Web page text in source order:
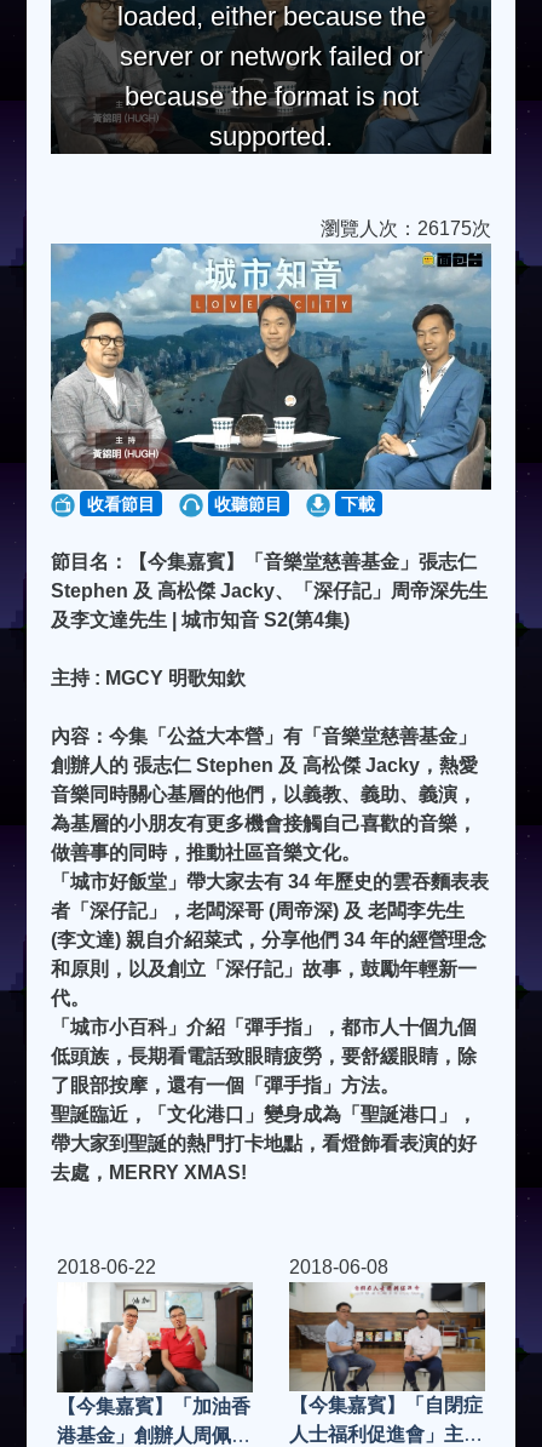
loaded, either because the
server or network failed or
because the format is not
supported.
瀏覽人次：26175次
收看節目 收聽節目 下載
節目名：【今集嘉賓】「音樂堂慈善基金」張志仁
Stephen 及 高松傑 Jacky、「深仔記」周帝深先生
及李文達先生 | 城市知音 S2(第4集)
主持 : MGCY 明歌知欽
內容：今集「公益大本營」有「音樂堂慈善基金」
創辦人的 張志仁 Stephen 及 高松傑 Jacky，熱愛
音樂同時關心基層的他們，以義教、義助、義演，
為基層的小朋友有更多機會接觸自己喜歡的音樂，
做善事的同時，推動社區音樂文化。
「城市好飯堂」帶大家去有 34 年歷史的雲吞麵表表
者「深仔記」，老闆深哥 (周帝深) 及 老闆李先生
(李文達) 親自介紹菜式，分享他們 34 年的經營理念
和原則，以及創立「深仔記」故事，鼓勵年輕新一
代。
「城市小百科」介紹「彈手指」，都市人十個九個
低頭族，長期看電話致眼睛疲勞，要舒緩眼睛，除
了眼部按摩，還有一個「彈手指」方法。
聖誕臨近，「文化港口」變身成為「聖誕港口」，
帶大家到聖誕的熱門打卡地點，看燈飾看表演的好
去處，MERRY XMAS!
2018-06-22
【今集嘉賓】「加油香
港基金」創辦人周佩波
2018-06-08
【今集嘉賓】「自閉症
人士福利促進會」主席